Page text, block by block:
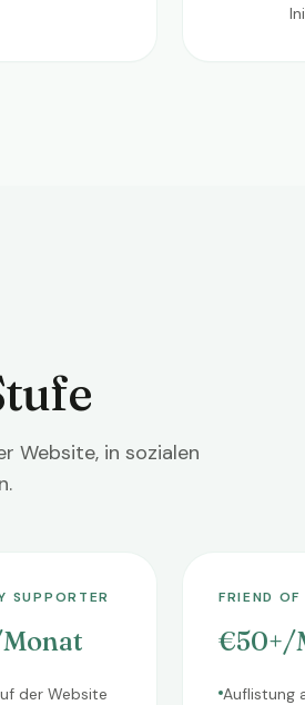
Website, in sozialen
SUPPORTER
der Website
FRIEND OF
€50+/
Auflistung